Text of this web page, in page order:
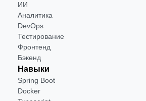
ИИ
Аналитика
DevOps
Тестирование
Фронтенд
Бэкенд
Навыки
Spring Boot
Docker